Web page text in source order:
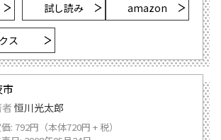
試し読み amazon
ス
市
恒川光太郎
: 792円（本体720円 + 税）